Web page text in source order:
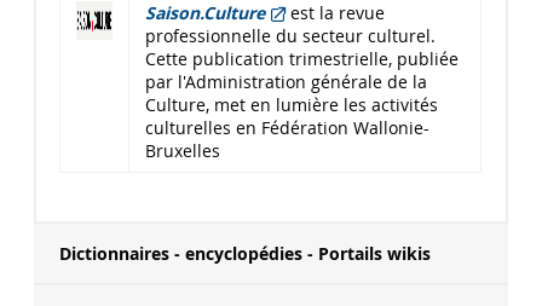
Saison.Culture
est la revue
professionnelle du secteur culturel.
Cette publication trimestrielle, publiée
par l'Administration générale de la
Culture, met en lumière les activités
culturelles en Fédération Wallonie-
Bruxelles
Dictionnaires - encyclopédies - Portails wikis